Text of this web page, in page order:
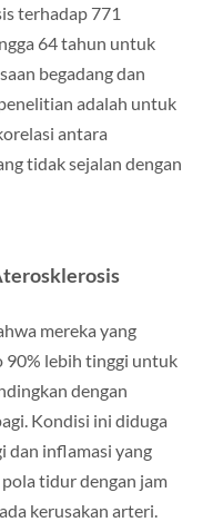
terhadap 771
64 tahun untuk
begadang dan
adalah untuk
antara
tidak sejalan dengan
mereka yang
90% lebih tinggi untuk
dengan
Kondisi ini diduga
dan inflamasi yang
tidur dengan jam
kerusakan arteri.